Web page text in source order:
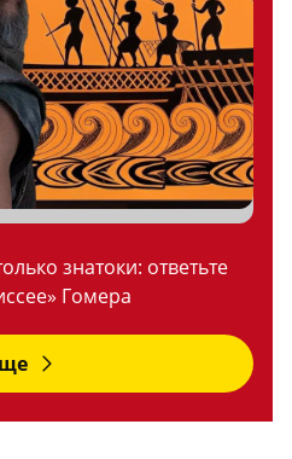
знатоки: ответьте
Гомера